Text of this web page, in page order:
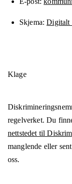
Skjema Digitalt
Klage
regelverket. Du
nettstedet til
manglende eller
oss.